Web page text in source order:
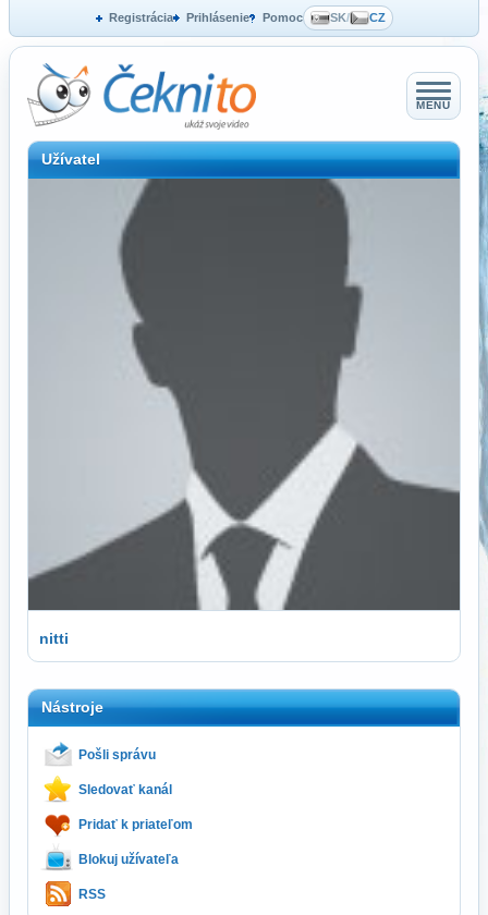
Registrácia Prihlásenie Pomoc SK/ CZ
MENU
Užívatel
nitti
Nástroje
Pošli správu
Sledovať kanál
Pridať k priateľom
Blokuj užívateľa
RSS